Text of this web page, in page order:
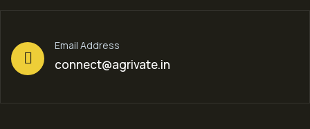
Email Address
connect@agrivate.in